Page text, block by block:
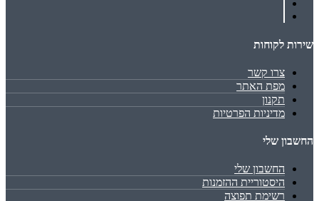
שירות לקוחות
צרו קשר
מפת האתר
תקנון
מדיניות הפרטיות
החשבון שלי
החשבון שלי
היסטוריית ההזמנות
רשימת תפוצה